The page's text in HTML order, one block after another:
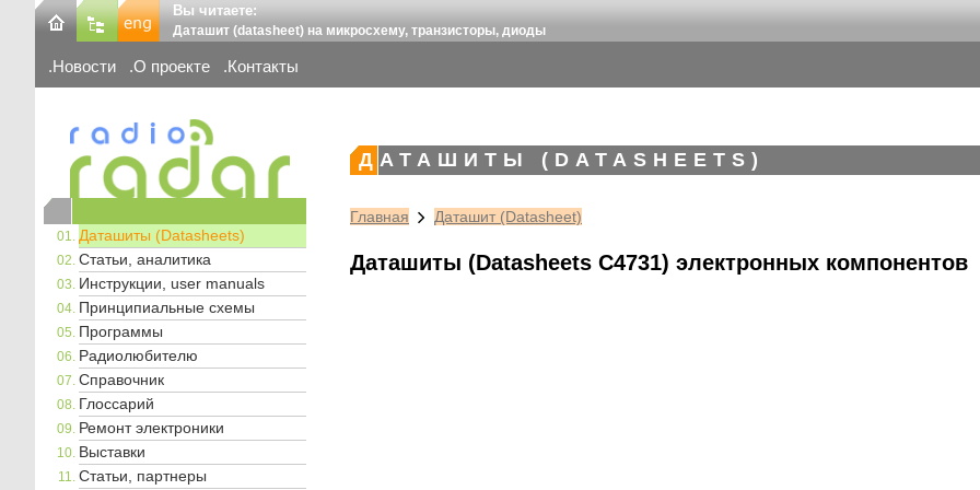
Вы читаете:
Даташит (datasheet) на микросхему, транзисторы, диоды
Новости О проекте Контакты
Даташиты (Datasheets)
Статьи, аналитика
Инструкции, user manuals
Принципиальные схемы
Программы
Радиолюбителю
Справочник
Глоссарий
Ремонт электроники
Выставки
Статьи, партнеры
ДАТАШИТЫ (DATASHEETS)
Главная Даташит (Datasheet)
Даташиты (Datasheets C4731) электронных компонентов